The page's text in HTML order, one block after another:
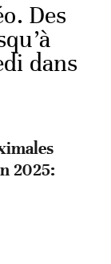
Des
dans
2025: